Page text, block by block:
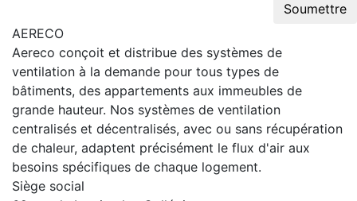
Soumettre
AERECO
Aereco conçoit et distribue des systèmes de
ventilation à la demande pour tous types de
bâtiments, des appartements aux immeubles de
grande hauteur. Nos systèmes de ventilation
centralisés et décentralisés, avec ou sans récupération
de chaleur, adaptent précisément le flux d'air aux
besoins spécifiques de chaque logement.
Siège social